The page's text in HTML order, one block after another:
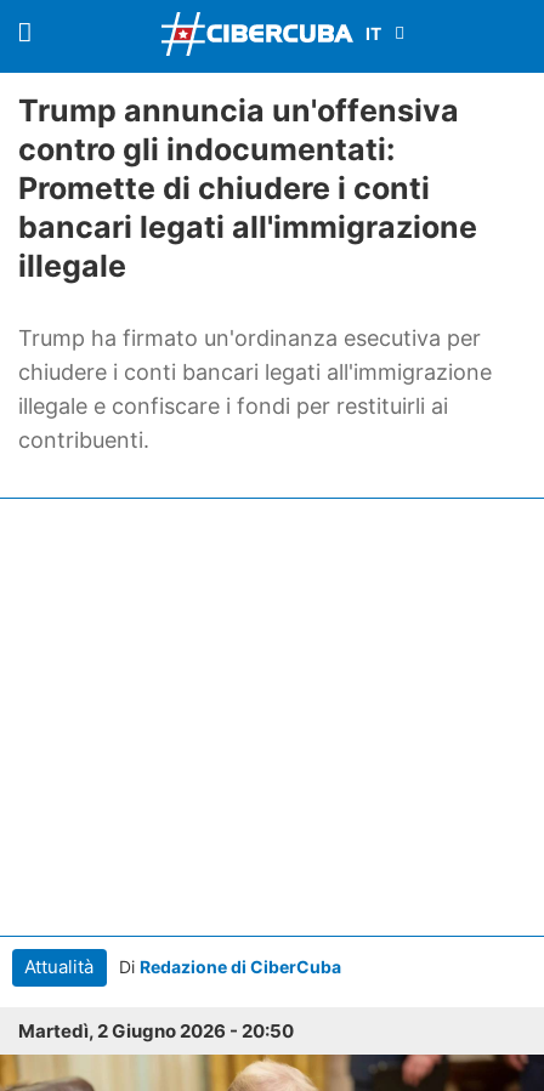
Trump annuncia un'offensiva
contro gli indocumentati:
Promette di chiudere i conti
bancari legati all'immigrazione
illegale
Trump ha firmato un'ordinanza esecutiva per
chiudere i conti bancari legati all'immigrazione
illegale e confiscare i fondi per restituirli ai
contribuenti.
Attualità Di Redazione di CiberCuba
Martedì, 2 Giugno 2026 - 20:50